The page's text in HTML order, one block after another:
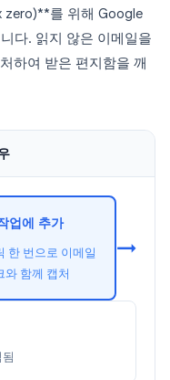
zero)**를 위해 Google
다. 읽지 않은 이메일을
하여 받은 편지함을 깨
업에 추가
한 번으로 이메일
와 함께 캡처
→